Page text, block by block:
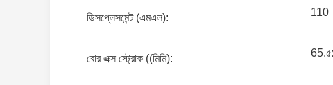
ডিসপ্লেসমেন্ট (এমএল): 110
বোর এক্স স্ট্রোক ((মিমি):